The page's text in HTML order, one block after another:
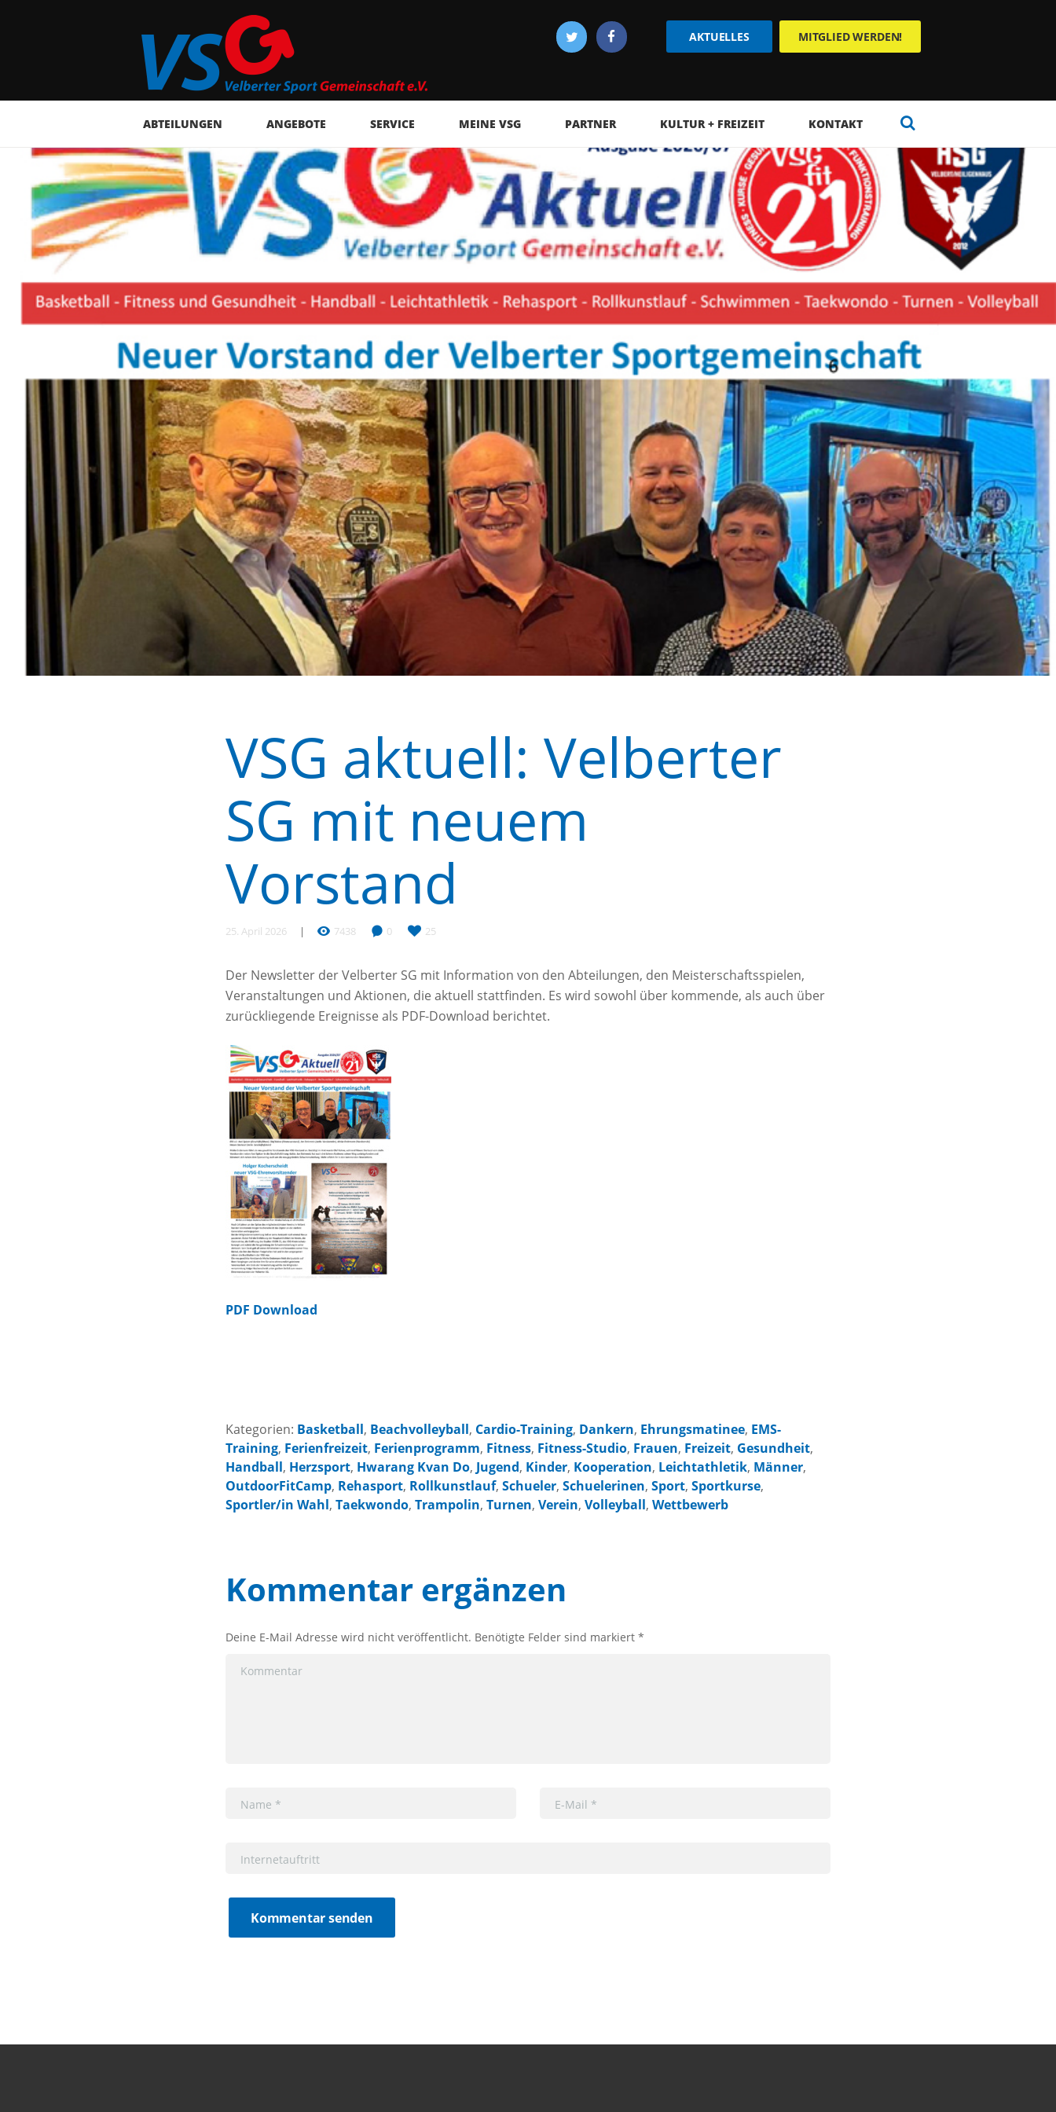
AKTUELLES MITGLIED WERDEN!
ABTEILUNGEN ANGEBOTE SERVICE MEINE VSG PARTNER KULTUR + FREIZEIT KONTAKT
VSG aktuell: Velberter
SG mit neuem
Vorstand
25. April 2026 7438 0 25
Der Newsletter der Velberter SG mit Information von den Abteilungen, den Meisterschaftsspielen,
Veranstaltungen und Aktionen, die aktuell stattfinden. Es wird sowohl über kommende, als auch über
zurückliegende Ereignisse als PDF-Download berichtet.
PDF Download
Kategorien: Basketball, Beachvolleyball, Cardio-Training, Dankern, Ehrungsmatinee, EMS-
Training, Ferienfreizeit, Ferienprogramm, Fitness, Fitness-Studio, Frauen, Freizeit, Gesundheit,
Handball, Herzsport, Hwarang Kvan Do, Jugend, Kinder, Kooperation, Leichtathletik, Männer,
OutdoorFitCamp, Rehasport, Rollkunstlauf, Schueler, Schuelerinen, Sport, Sportkurse,
Sportler/in Wahl, Taekwondo, Trampolin, Turnen, Verein, Volleyball, Wettbewerb
Kommentar ergänzen
Deine E-Mail Adresse wird nicht veröffentlicht. Benötigte Felder sind markiert *